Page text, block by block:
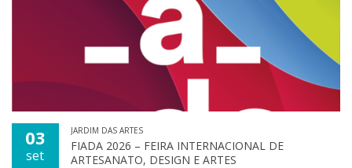
03
set
JARDIM DAS ARTES
FIADA 2026 – FEIRA INTERNACIONAL DE
ARTESANATO, DESIGN E ARTES